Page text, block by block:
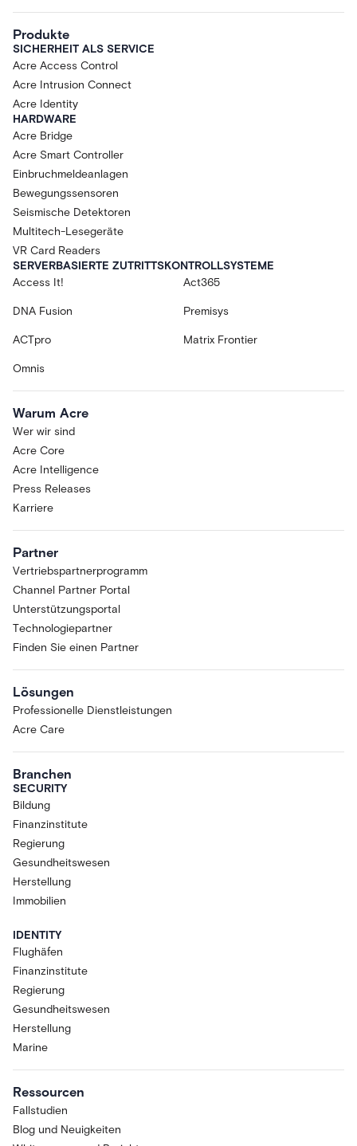
Produkte
SICHERHEIT ALS SERVICE
Acre Access Control
Acre Intrusion Connect
Acre Identity
HARDWARE
Acre Bridge
Acre Smart Controller
Einbruchmeldeanlagen
Bewegungssensoren
Seismische Detektoren
Multitech-Lesegeräte
VR Card Readers
SERVERBASIERTE ZUTRITTSKONTROLLSYSTEME
Access It!
Act365
DNA Fusion Premisys
ACTpro Matrix Frontier
Omnis
Warum Acre
Wer wir sind
Acre Core
Acre Intelligence
Press Releases
Karriere
Partner
Vertriebspartnerprogramm
Channel Partner Portal
Unterstützungsportal
Technologiepartner
Finden Sie einen Partner
Lösungen
Professionelle Dienstleistungen
Acre Care
Branchen
SECURITY
Bildung
Finanzinstitute
Regierung
Gesundheitswesen
Herstellung
Immobilien
IDENTITY
Flughäfen
Finanzinstitute
Regierung
Gesundheitswesen
Herstellung
Marine
Ressourcen
Fallstudien
Blog und Neuigkeiten